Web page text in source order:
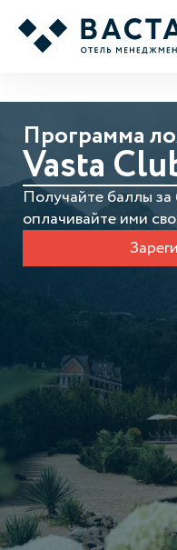
Программа
Vasta
Получайте баллы
оплачивайте ими